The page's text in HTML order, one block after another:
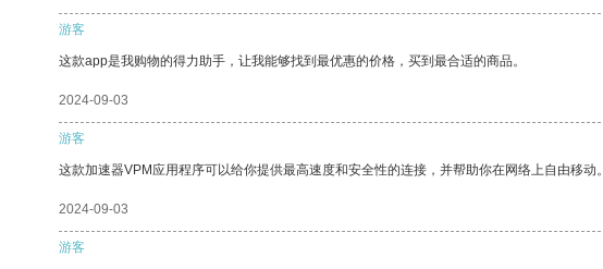
游客
这款app是我购物的得力助手，让我能够找到最优惠的价格，买到最合适的商品。
2024-09-03
游客
这款加速器VPM应用程序可以给你提供最高速度和安全性的连接，并帮助你在网络上自由移动。
2024-09-03
游客